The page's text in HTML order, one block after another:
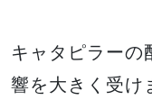
キャタピラーの
響を大きく受け